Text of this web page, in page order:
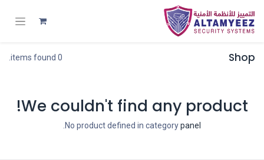
Shop
0 items found.
We couldn't find any product!
No product defined in categorypanel